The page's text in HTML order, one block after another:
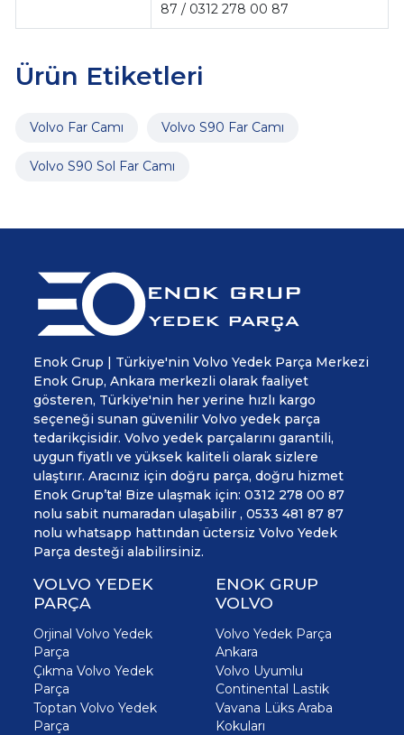
87 / 0312 278 00 87
Ürün Etiketleri
Volvo Far Camı Volvo S90 Far Camı
Volvo S90 Sol Far Camı
Enok Grup | Türkiye'nin Volvo Yedek Parça Merkezi
Enok Grup, Ankara merkezli olarak faaliyet
gösteren, Türkiye'nin her yerine hızlı kargo
seçeneği sunan güvenilir Volvo yedek parça
tedarikçisidir. Volvo yedek parçalarını garantili,
uygun fiyatlı ve yüksek kaliteli olarak sizlere
ulaştırır. Aracınız için doğru parça, doğru hizmet
Enok Grup’ta! Bize ulaşmak için: 0312 278 00 87
nolu sabit numaradan ulaşabilir , 0533 481 87 87
nolu whatsapp hattından üctersiz Volvo Yedek
Parça desteği alabilirsiniz.
VOLVO YEDEK
PARÇA
Orjinal Volvo Yedek
Parça
Çıkma Volvo Yedek
Parça
Toptan Volvo Yedek
Parça
ENOK GRUP
VOLVO
Volvo Yedek Parça
Ankara
Volvo Uyumlu
Continental Lastik
Vavana Lüks Araba
Kokuları